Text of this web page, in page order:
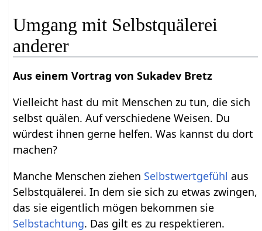
Umgang mit Selbstquälerei
anderer
Aus einem Vortrag von Sukadev Bretz
Vielleicht hast du mit Menschen zu tun, die sich
selbst quälen. Auf verschiedene Weisen. Du
würdest ihnen gerne helfen. Was kannst du dort
machen?
Manche Menschen ziehen Selbstwertgefühl aus
Selbstquälerei. In dem sie sich zu etwas zwingen,
das sie eigentlich mögen bekommen sie
Selbstachtung. Das gilt es zu respektieren.